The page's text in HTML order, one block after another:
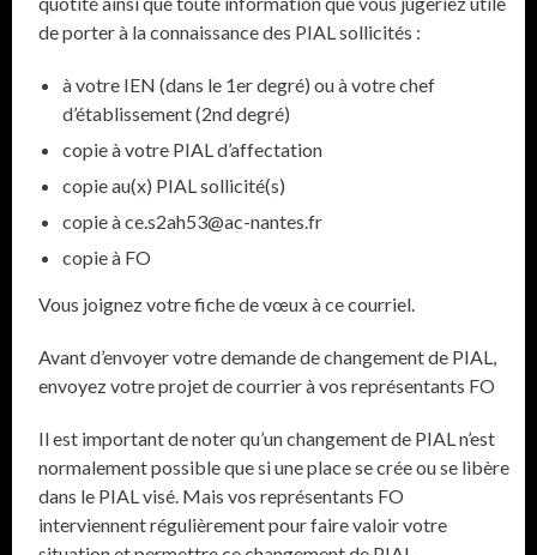
de porter à la connaissance des PIAL sollicités :
à votre IEN (dans le 1er degré) ou à votre chef
d’établissement (2nd degré)
copie à votre PIAL d’affectation
copie au(x) PIAL sollicité(s)
copie à ce.s2ah53@ac-nantes.fr
copie à FO
Vous joignez votre fiche de vœux à ce courriel.
Avant d’envoyer votre demande de changement de PIAL,
envoyez votre projet de courrier à vos représentants FO
Il est important de noter qu’un changement de PIAL n’est
normalement possible que si une place se crée ou se libère
dans le PIAL visé. Mais vos représentants FO
interviennent régulièrement pour faire valoir votre